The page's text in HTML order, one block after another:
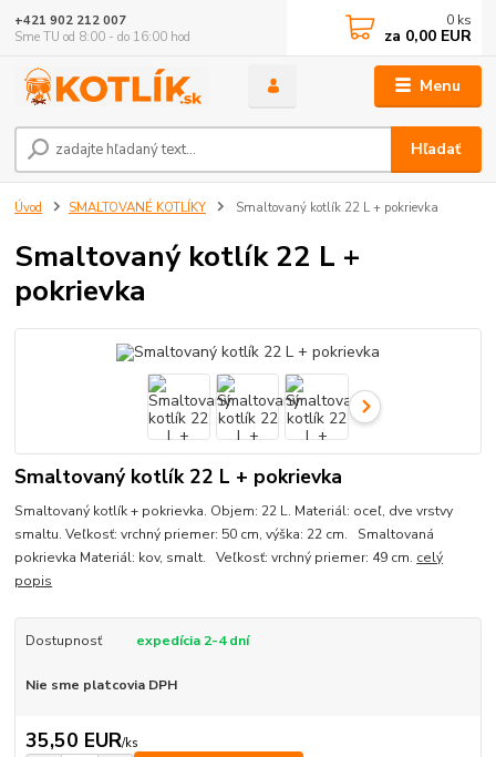
Menu
Hľadať
+421 902 212 007
Sme TU od 8:00 - do 16:00 hod
0 ks
za 0,00 EUR
Úvod SMALTOVANÉ KOTLÍKY Smaltovaný kotlík 22 L + pokrievka
Smaltovaný kotlík 22 L +
pokrievka
Smaltovaný kotlík 22 L + pokrievka
Smaltovaný kotlík + pokrievka. Objem: 22 L. Materiál: oceľ, dve vrstvy
smaltu. Veľkosť: vrchný priemer: 50 cm, výška: 22 cm. Smaltovaná
pokrievka Materiál: kov, smalt. Veľkosť: vrchný priemer: 49 cm. celý
popis
Dostupnosť expedícia 2-4 dní
Nie sme platcovia DPH
35,50 EUR/ks